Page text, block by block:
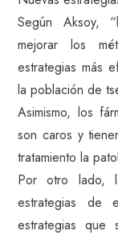
Según Aksoy,
mejorar los
estrategias más
la población de
Asimismo, los
son caros y
tratamiento la
Por otro lado,
estrategias de
estrategias que